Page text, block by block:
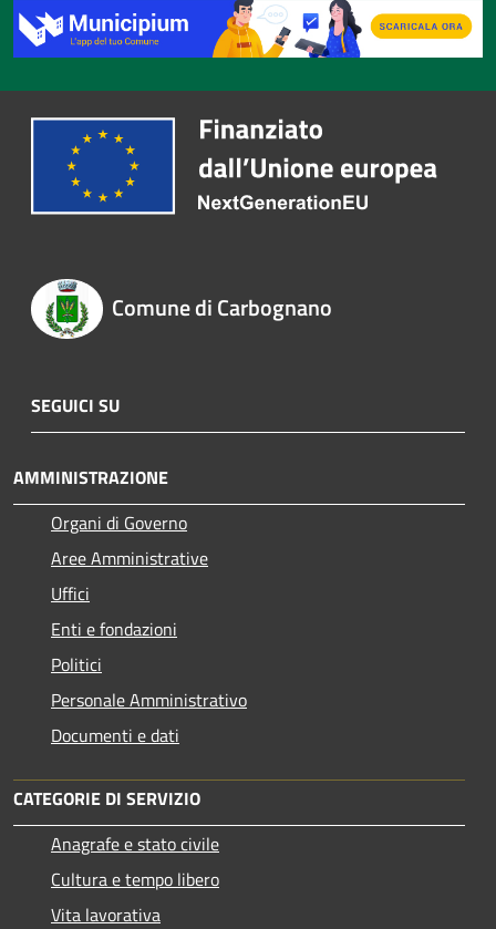
Comune di Carbognano
SEGUICI SU
AMMINISTRAZIONE
Organi di Governo
Aree Amministrative
Uffici
Enti e fondazioni
Politici
Personale Amministrativo
Documenti e dati
CATEGORIE DI SERVIZIO
Anagrafe e stato civile
Cultura e tempo libero
Vita lavorativa